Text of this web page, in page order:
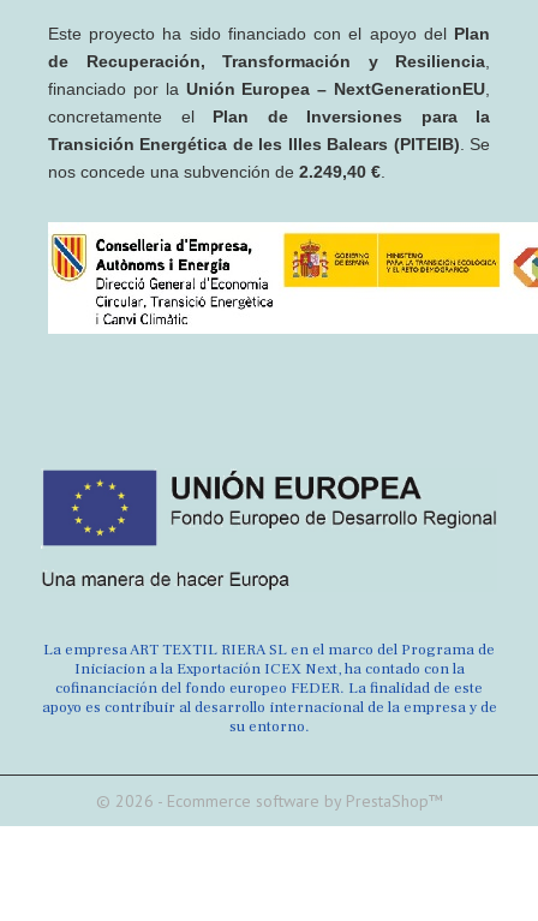
Este proyecto ha sido financiado con el apoyo del Plan
de Recuperación, Transformación y Resiliencia
financiado por la Unión Europea – NextGenerationEU
concretamente el Plan de Inversiones para la
Transición Energética de les Illes Balears (PITEIB) . Se
nos concede una subvención de 2.249,40 €
La empresa ART TEXTIL RIERA SL en el marco del Programa de
Iniciacion a la Exportación ICEX Next, ha contado con la
cofinanciación del fondo europeo FEDER. La finalidad de este
apoyo es contribuir al desarrollo internacional de la empresa y de
su entorno.
© 2026 - Ecommerce software by PrestaShop™